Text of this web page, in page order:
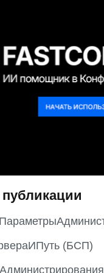
(БСП)